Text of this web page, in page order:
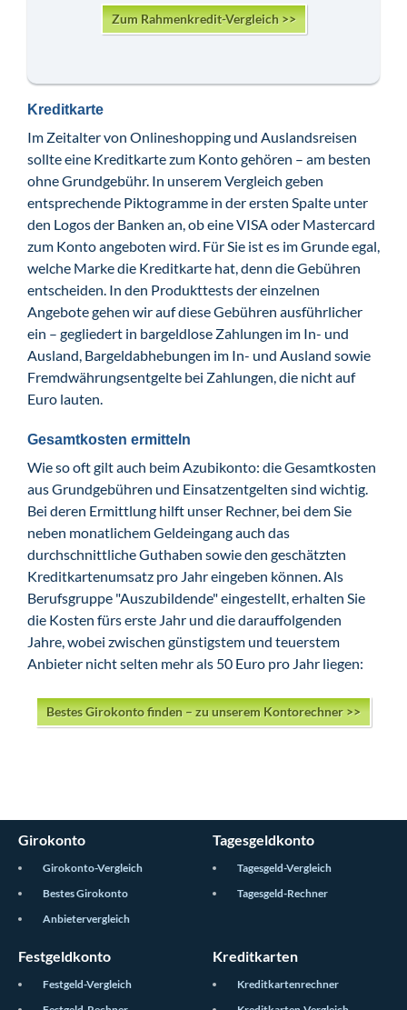
Zum Rahmenkredit-Vergleich >>
Kreditkarte
Im Zeitalter von Onlineshopping und Auslandsreisen
sollte eine Kreditkarte zum Konto gehören – am besten
ohne Grundgebühr. In unserem Vergleich geben
entsprechende Piktogramme in der ersten Spalte unter
den Logos der Banken an, ob eine VISA oder Mastercard
zum Konto angeboten wird. Für Sie ist es im Grunde egal,
welche Marke die Kreditkarte hat, denn die Gebühren
entscheiden. In den Produkttests der einzelnen
Angebote gehen wir auf diese Gebühren ausführlicher
ein – gegliedert in bargeldlose Zahlungen im In- und
Ausland, Bargeldabhebungen im In- und Ausland sowie
Fremdwährungsentgelte bei Zahlungen, die nicht auf
Euro lauten.
Gesamtkosten ermitteln
Wie so oft gilt auch beim Azubikonto: die Gesamtkosten
aus Grundgebühren und Einsatzentgelten sind wichtig.
Bei deren Ermittlung hilft unser Rechner, bei dem Sie
neben monatlichem Geldeingang auch das
durchschnittliche Guthaben sowie den geschätzten
Kreditkartenumsatz pro Jahr eingeben können. Als
Berufsgruppe "Auszubildende" eingestellt, erhalten Sie
die Kosten fürs erste Jahr und die darauffolgenden
Jahre, wobei zwischen günstigstem und teuerstem
Anbieter nicht selten mehr als 50 Euro pro Jahr liegen:
Bestes Girokonto finden – zu unserem Kontorechner >>
Girokonto
Girokonto-Vergleich
Bestes Girokonto
Anbietervergleich
Tagesgeldkonto
Tagesgeld-Vergleich
Tagesgeld-Rechner
Festgeldkonto
Festgeld-Vergleich
Kreditkarten
Kreditkartenrechner